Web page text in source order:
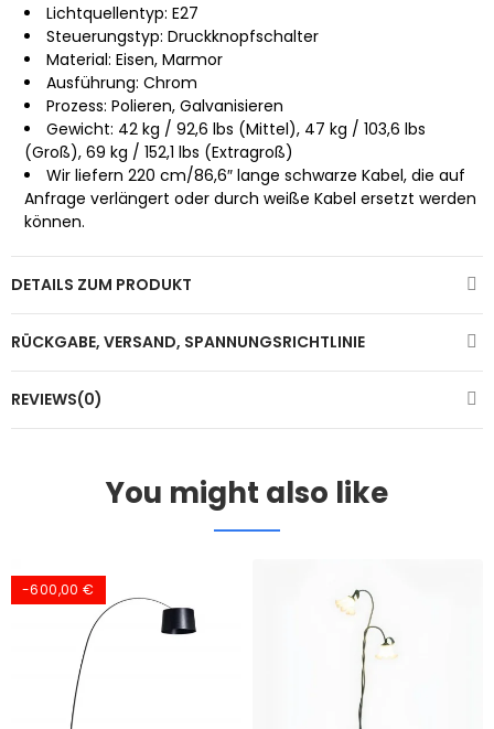
Lichtquellentyp: E27
Steuerungstyp: Druckknopfschalter
Material: Eisen, Marmor
Ausführung: Chrom
Prozess: Polieren, Galvanisieren
Gewicht: 42 kg / 92,6 lbs (Mittel), 47 kg / 103,6 lbs
(Groß), 69 kg / 152,1 lbs (Extragroß)
Wir liefern 220 cm/86,6″ lange schwarze Kabel, die auf
Anfrage verlängert oder durch weiße Kabel ersetzt werden
können.
DETAILS ZUM PRODUKT
RÜCKGABE, VERSAND, SPANNUNGSRICHTLINIE
REVIEWS(0)
You might also like
-600,00 €